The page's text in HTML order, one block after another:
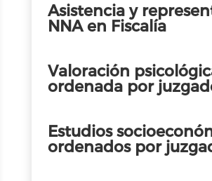
Asistencia y
NNA en Fiscalía
Valoración
ordenada por
Estudios
ordenados por